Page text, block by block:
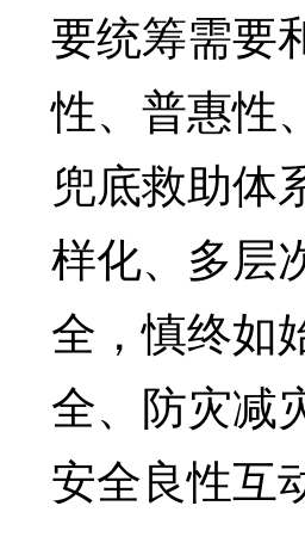
要统筹需要
性、普惠性
兜底救助体
样化、多层
全，慎终如
全、防灾减
安全良性互